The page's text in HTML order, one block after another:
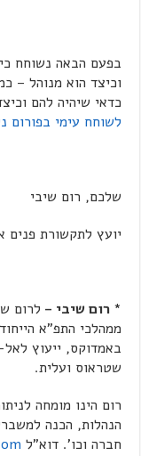
בפעם הבאה נשוחח
וכיצד הוא מנוהל –
כדאי שיהיה להם
לשוחח עימי בפורום
שלכם, רום שיבי
יועץ לתקשורת פנים
* רום שיבי – לרום
ממהלכי התפ"א
באמדוקס, ייעוץ
שטראוס ועלית.
רום הינו מומחה
הנהלות, הכנה
חברה וכו'. דוא"ל